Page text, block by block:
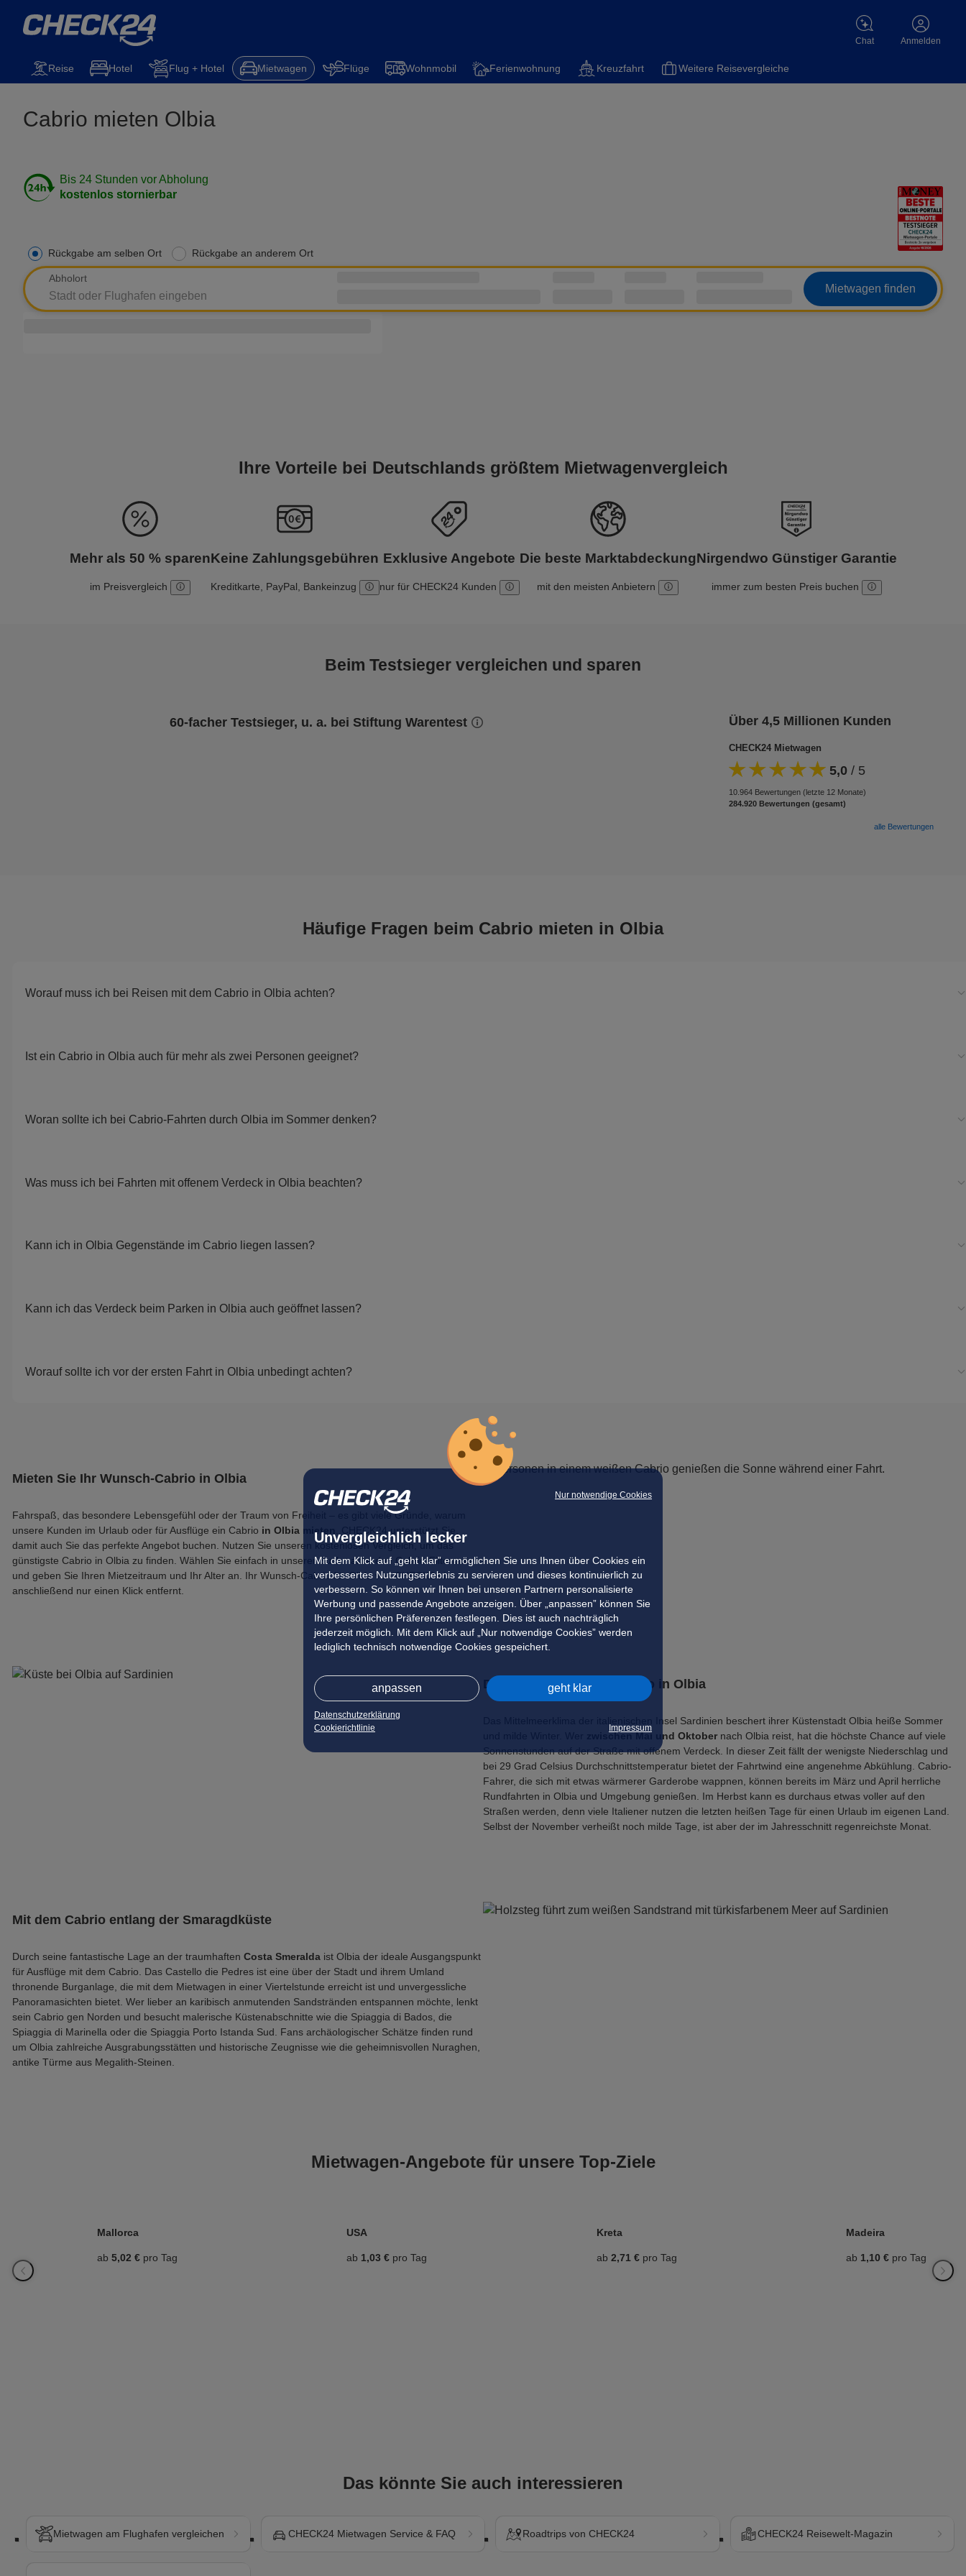
Nur notwendige Cookies
Unvergleichlich lecker
Mit dem Klick auf „geht klar” ermöglichen Sie uns Ihnen über Cookies ein
verbessertes Nutzungserlebnis zu servieren und dieses kontinuierlich zu
verbessern. So können wir Ihnen bei unseren Partnern personalisierte
Werbung und passende Angebote anzeigen. Über „anpassen” können Sie
Ihre persönlichen Präferenzen festlegen. Dies ist auch nachträglich
jederzeit möglich. Mit dem Klick auf „Nur notwendige Cookies” werden
lediglich technisch notwendige Cookies gespeichert.
anpassen geht klar
Datenschutzerklärung
Cookierichtlinie
Impressum
Chat Anmelden
Reise Hotel Flug + Hotel Mietwagen Flüge Wohnmobil Ferienwohnung Kreuzfahrt Weitere Reisevergleiche
Cabrio mieten Olbia
Bis 24 Stunden vor Abholung
kostenlos stornierbar
Rückgabe am selben Ort Rückgabe an anderem Ort
Abholort
Mietwagen finden
Ihre Vorteile bei Deutschlands größtem Mietwagenvergleich
Mehr als 50 % sparen
im Preisvergleich
Keine Zahlungsgebühren
Kreditkarte, PayPal, Bankeinzug
Exklusive Angebote
nur für CHECK24 Kunden
Die beste Marktabdeckung
mit den meisten Anbietern
Nirgendwo Günstiger Garantie
immer zum besten Preis buchen
Beim Testsieger vergleichen und sparen
60-facher Testsieger, u. a. bei Stiftung Warentest Über 4,5 Millionen Kunden
CHECK24 Mietwagen
5,0 / 5
10.964 Bewertungen (letzte 12 Monate)
284.920 Bewertungen (gesamt)
alle Bewertungen
Häufige Fragen beim Cabrio mieten in Olbia
Worauf muss ich bei Reisen mit dem Cabrio in Olbia achten?
Ist ein Cabrio in Olbia auch für mehr als zwei Personen geeignet?
Woran sollte ich bei Cabrio-Fahrten durch Olbia im Sommer denken?
Was muss ich bei Fahrten mit offenem Verdeck in Olbia beachten?
Kann ich in Olbia Gegenstände im Cabrio liegen lassen?
Kann ich das Verdeck beim Parken in Olbia auch geöffnet lassen?
Worauf sollte ich vor der ersten Fahrt in Olbia unbedingt achten?
Mieten Sie Ihr Wunsch-Cabrio in Olbia
Fahrspaß, das besondere Lebensgefühl oder der Traum von Freiheit – es gibt viele Gründe, warum
unsere Kunden im Urlaub oder für Ausflüge ein Cabrio in Olbia mieten
. CHECK24 unterstützt Sie,
damit auch Sie das perfekte Angebot buchen. Nutzen Sie unseren kostenlosen Vergleich, um das
günstigste Cabrio in Olbia zu finden. Wählen Sie einfach in unserer Suchmaske den Cabrio-Filter aus
und geben Sie Ihren Mietzeitraum und Ihr Alter an. Ihr Wunsch-Cabrio für Olbia von CHECK24 ist
anschließend nur einen Klick entfernt.
Die beste Zeit für ein Cabrio in Olbia
Das Mittelmeerklima der italienischen Insel Sardinien beschert ihrer Küstenstadt Olbia heiße Sommer
zwischen Mai und Oktober nach Olbia reist, hat die höchste Chance auf viele
Sonnenstunden auf der Straße mit offenem Verdeck. In dieser Zeit fällt der wenigste Niederschlag und
bei 29 Grad Celsius Durchschnittstemperatur bietet der Fahrtwind eine angenehme Abkühlung. Cabrio-
Fahrer, die sich mit etwas wärmerer Garderobe wappnen, können bereits im März und April herrliche
Rundfahrten in Olbia und Umgebung genießen. Im Herbst kann es durchaus etwas voller auf den
Straßen werden, denn viele Italiener nutzen die letzten heißen Tage für einen Urlaub im eigenen Land.
Selbst der November verheißt noch milde Tage, ist aber der im Jahresschnitt regenreichste Monat.
Mit dem Cabrio entlang der Smaragdküste
Durch seine fantastische Lage an der traumhaften Costa Smeralda ist Olbia der ideale Ausgangspunkt
für Ausflüge mit dem Cabrio. Das Castello die Pedres ist eine über der Stadt und ihrem Umland
thronende Burganlage, die mit dem Mietwagen in einer Viertelstunde erreicht ist und unvergessliche
Panoramasichten bietet. Wer lieber an karibisch anmutenden Sandstränden entspannen möchte, lenkt
sein Cabrio gen Norden und besucht malerische Küstenabschnitte wie die Spiaggia di Bados, die
Spiaggia di Marinella oder die Spiaggia Porto Istanda Sud. Fans archäologischer Schätze finden rund
um Olbia zahlreiche Ausgrabungsstätten und historische Zeugnisse wie die geheimnisvollen Nuraghen,
antike Türme aus Megalith-Steinen.
Mietwagen‑Angebote für unsere Top‑Ziele
Mallorca
ab 5,02 €pro Tag
USA
ab 1,03 € pro Tag
Kreta
ab 2,71 €pro Tag
Madeira
ab 1,10 € pro Tag
Das könnte Sie auch interessieren
Mietwagen am Flughafen vergleichen CHECK24 Mietwagen Service & FAQ Roadtrips von CHECK24 CHECK24 Reisewelt-Magazin